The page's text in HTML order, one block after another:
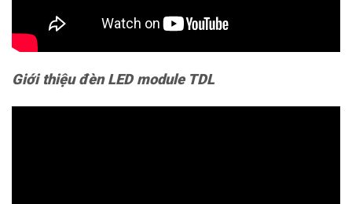
Giới thiệu đèn LED module TDL